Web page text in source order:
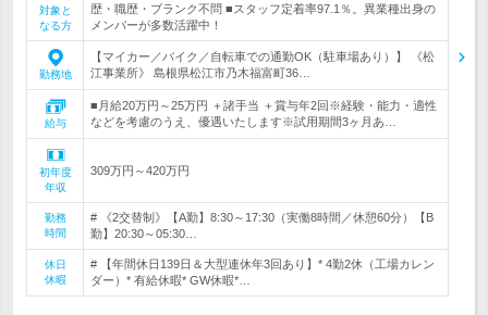
対象と
なる方
歴・職歴・ブランク不問 ■スタッフ定着率97.1％。異業種出身の
メンバーが多数活躍中！
勤務地
【マイカー／バイク／自転車での通勤OK（駐車場あり）】 《松
江事業所》 島根県松江市乃木福富町36…
給与
■月給20万円～25万円 ＋諸手当 ＋賞与年2回※経験・能力・適性
などを考慮のうえ、優遇いたします※試用期間3ヶ月あ…
初年度
年収
309万円～420万円
勤務
時間
# 《2交替制》【A勤】8:30～17:30（実働8時間／休憩60分）【B
勤】20:30～05:30…
休日
休暇
# 【年間休日139日＆大型連休年3回あり】* 4勤2休（工場カレン
ダー）* 有給休暇* GW休暇*…